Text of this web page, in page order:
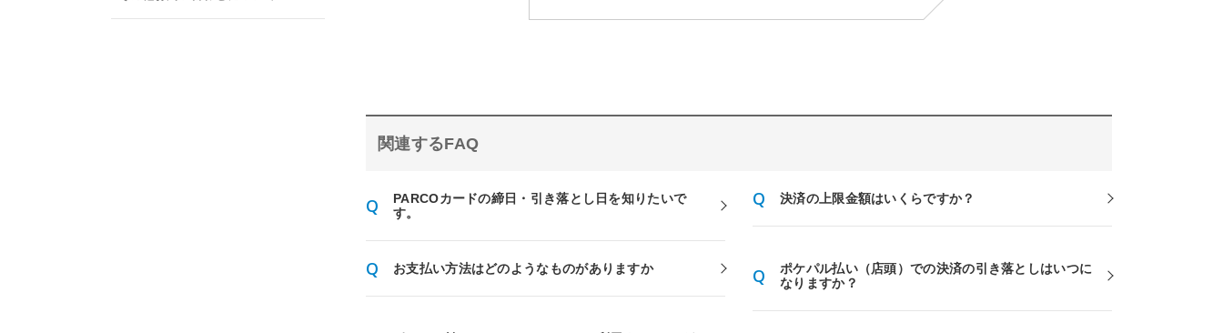
関連するFAQ
PARCOカードの締日・引き落とし日を知りたいで
す。
決済の上限金額はいくらですか？
お支払い方法はどのようなものがありますか
ポケパル払い（店頭）での決済の引き落としはいつに
なりますか？